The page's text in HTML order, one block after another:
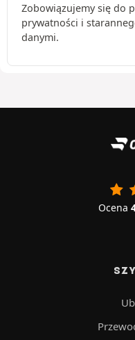
Zobowiązujemy się do
prywatności i
danymi.
Ocena